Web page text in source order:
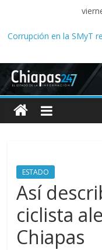
Corrupción en la SMyT
Familias acusan años
sexual infantil
Tres meses sin agua
Acusan abuso de poder
Roque; señalan
Campeona nacional
ESTADO
Así
ciclista
Chiapas